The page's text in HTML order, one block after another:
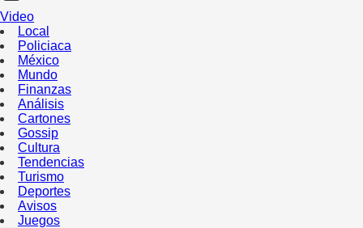
Video
Local
Policiaca
México
Mundo
Finanzas
Análisis
Cartones
Gossip
Cultura
Tendencias
Turismo
Deportes
Avisos
Juegos